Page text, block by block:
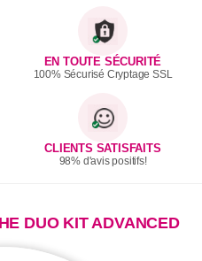
EN TOUTE SÉCURITÉ
100% Sécurisé Cryptage SSL
CLIENTS SATISFAITS
98% d'avis positifs!
DUO KIT ADVANCED